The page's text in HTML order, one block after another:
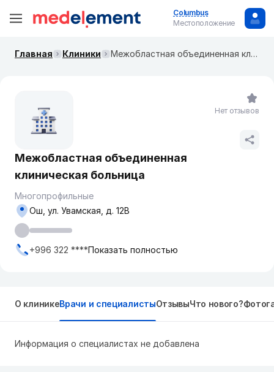
Columbus
Местоположение
Главная Клиники Межобластная объединенная клиническая больница
Межобластная объединенная
клиническая больница
Многопрофильные
Ош, ул. ​Увамская, д. 12В
+996 322 ****Показать полностью
Нет отзывов
О клиникеВрачи и специалистыОтзывыЧто нового?
Информация о специалистах не добавлена